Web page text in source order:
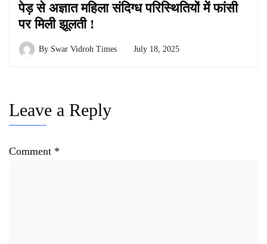
पेड़ से अज्ञात महिला संदिग्ध परिस्थितियों में फांसी
पर मिली झूलती !
By Swar Vidroh Times July 18, 2025
Leave a Reply
Comment *